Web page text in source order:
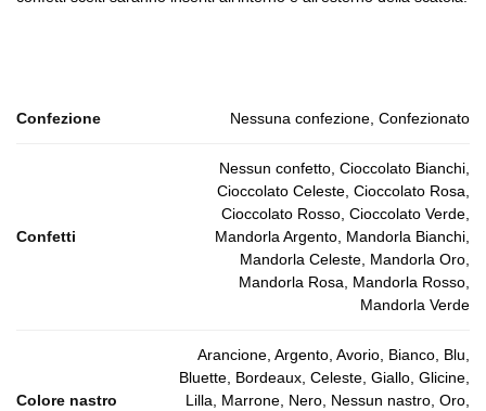
Confezione Nessuna confezione, Confezionato
Confetti
Nessun confetto, Cioccolato Bianchi,
Cioccolato Celeste, Cioccolato Rosa,
Cioccolato Rosso, Cioccolato Verde,
Mandorla Argento, Mandorla Bianchi,
Mandorla Celeste, Mandorla Oro,
Mandorla Rosa, Mandorla Rosso,
Mandorla Verde
Colore nastro
Arancione, Argento, Avorio, Bianco, Blu,
Bluette, Bordeaux, Celeste, Giallo, Glicine,
Lilla, Marrone, Nero, Nessun nastro, Oro,